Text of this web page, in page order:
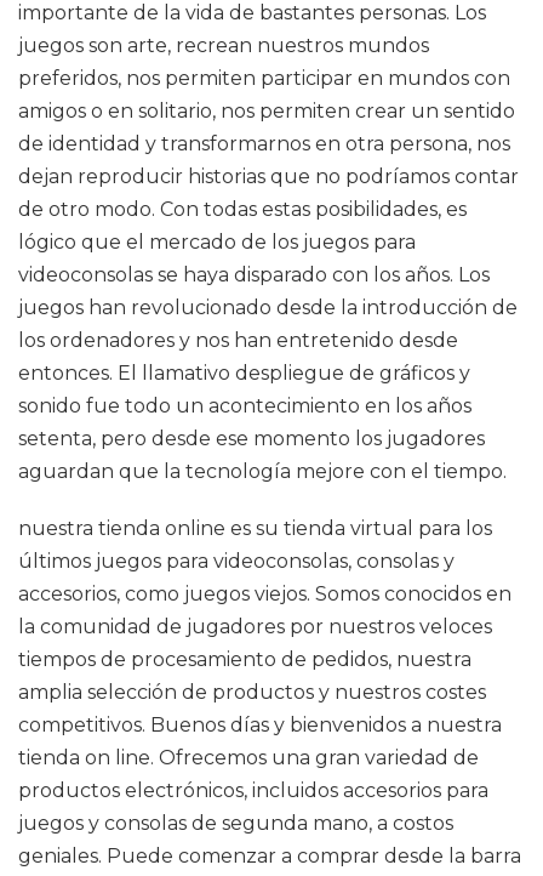
importante de la vida de bastantes personas. Los
juegos son arte, recrean nuestros mundos
preferidos, nos permiten participar en mundos con
amigos o en solitario, nos permiten crear un sentido
de identidad y transformarnos en otra persona, nos
dejan reproducir historias que no podríamos contar
de otro modo. Con todas estas posibilidades, es
lógico que el mercado de los juegos para
videoconsolas se haya disparado con los años. Los
juegos han revolucionado desde la introducción de
los ordenadores y nos han entretenido desde
entonces. El llamativo despliegue de gráficos y
sonido fue todo un acontecimiento en los años
setenta, pero desde ese momento los jugadores
aguardan que la tecnología mejore con el tiempo.
nuestra tienda online es su tienda virtual para los
últimos juegos para videoconsolas, consolas y
accesorios, como juegos viejos. Somos conocidos en
la comunidad de jugadores por nuestros veloces
tiempos de procesamiento de pedidos, nuestra
amplia selección de productos y nuestros costes
competitivos. Buenos días y bienvenidos a nuestra
tienda on line. Ofrecemos una gran variedad de
productos electrónicos, incluidos accesorios para
juegos y consolas de segunda mano, a costos
geniales. Puede comenzar a comprar desde la barra